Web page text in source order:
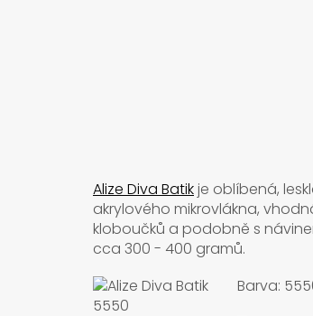
Alize Diva Batikje oblíbená,
akrylového mikrovlákna,
kloboučků a podobně s
cca 300 - 400 gramů.
Barva: